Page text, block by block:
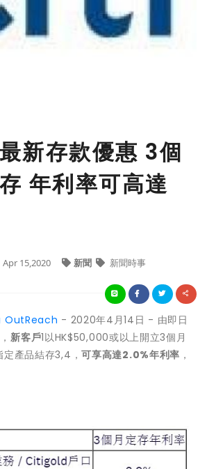
新存款優惠 3個
年利率可高達
Apr 15,2020 新聞 新聞時事
OutReach - 2020年4月14日 - 由即日
新客戶1以HK$50,000或以上開立3個月
定產品結存3,4，可享高達2.0%年利率 ，